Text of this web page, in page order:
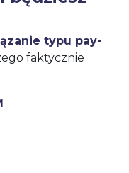
typu pay-
faktycznie